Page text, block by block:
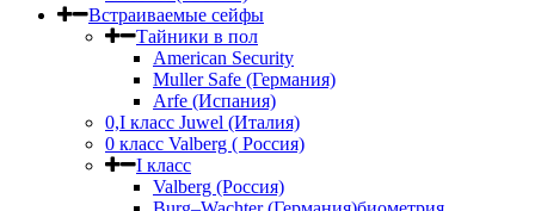
Встраиваемые сейфы
Тайники в пол
American Security
Muller Safe (Германия)
Arfe (Испания)
0,I класс Juwel (Италия)
0 класс Valberg ( Россия)
I класс
Valberg (Россия)